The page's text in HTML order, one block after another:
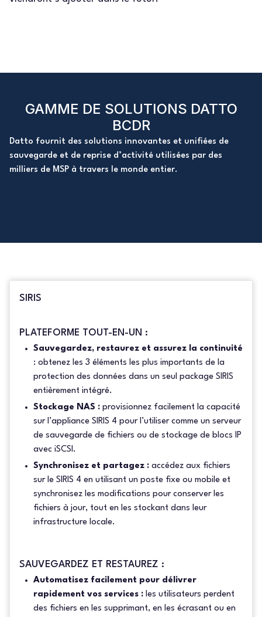
GAMME DE SOLUTIONS DATTO
BCDR
Datto fournit des solutions innovantes et unifiées de
sauvegarde et de reprise d’activité utilisées par des
milliers de MSP à travers le monde entier.
SIRIS
PLATEFORME TOUT-EN-UN :
Sauvegardez, restaurez et assurez la continuité
: obtenez les 3 éléments les plus importants de la
protection des données dans un seul package SIRIS
entièrement intégré.
Stockage NAS : provisionnez facilement la capacité
sur l’appliance SIRIS 4 pour l’utiliser comme un serveur
de sauvegarde de fichiers ou de stockage de blocs IP
avec iSCSI.
Synchronisez et partagez : accédez aux fichiers
sur le SIRIS 4 en utilisant un poste fixe ou mobile et
synchronisez les modifications pour conserver les
fichiers à jour, tout en les stockant dans leur
infrastructure locale.
SAUVEGARDEZ ET RESTAUREZ :
Automatisez facilement pour délivrer
rapidement vos services : les utilisateurs perdent
des fichiers en les supprimant, en les écrasant ou en